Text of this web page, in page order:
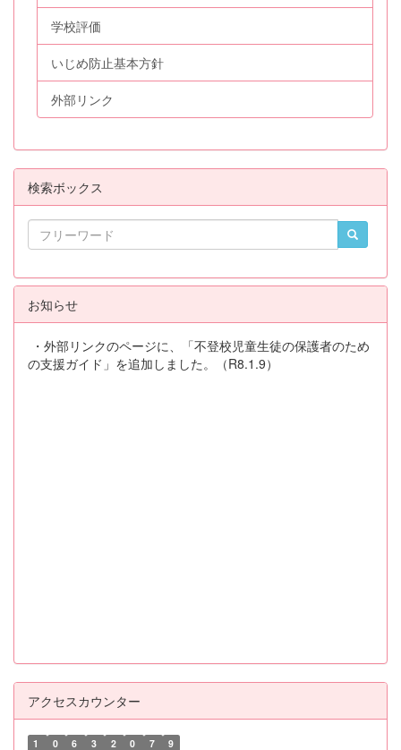
学校評価
いじめ防止基本方針
外部リンク
検索ボックス
お知らせ
・外部リンクのページに、「不登校児童生徒の保護者のため
の支援ガイド」を追加しました。（R8.1.9）
アクセスカウンター
1 0 6 3 2 0 7 9